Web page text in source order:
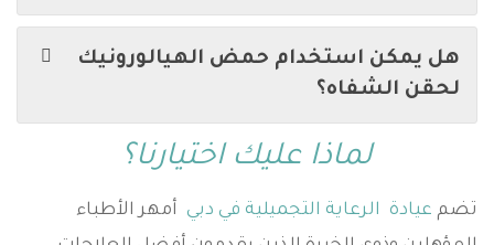
هل يمكن استخدام حمض الهيالورونيك
لحقن الشفاه؟
لماذا عليك اختيارنا؟
تضم عيادة الرعاية التجميلية في دبي أمهر الأطباء